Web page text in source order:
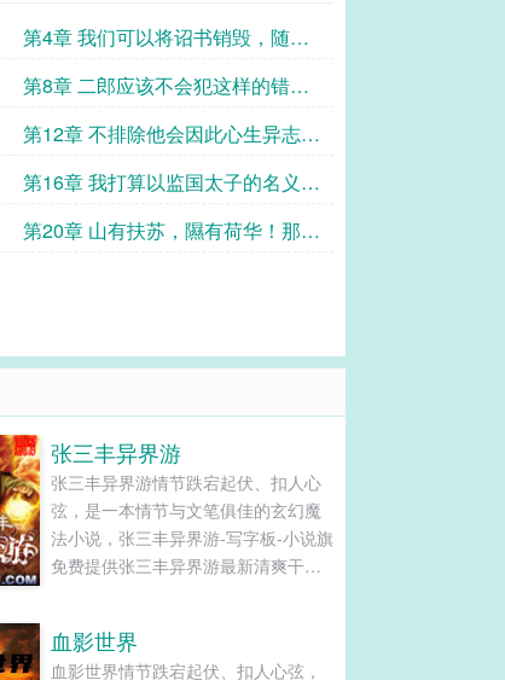
第4章 我们可以将诏书销毁，随之
立新诏！！
第8章 二郎应该不会犯这样的错误
吧？
第12章 不排除他会因此心生异志，
或者……谋反！！
第16章 我打算以监国太子的名义，
发号施令，逮捕所有的奸党！
第20章 山有扶苏，隰有荷华！那种
张三丰异界游
张三丰异界游情节跌宕起伏、扣人心
弦，是一本情节与文笔俱佳的玄幻魔
法小说，张三丰异界游-写字板-小说旗
免费提供张三丰异界游最新清爽干净
血影世界
血影世界情节跌宕起伏、扣人心弦，